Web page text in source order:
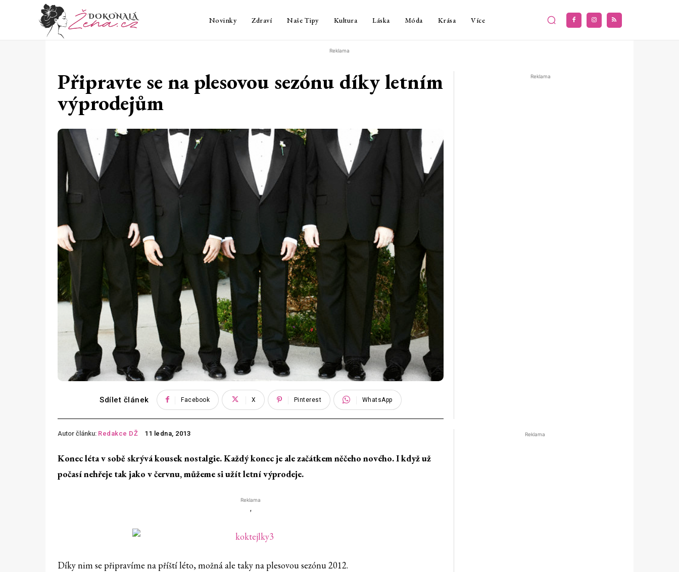
Novinky Zdraví Naše Tipy Kultura Láska Móda Krása Více
Reklama
Připravte se na plesovou sezónu díky letním
výprodejům
Sdílet článek Facebook X Pinterest WhatsApp
Reklama
Autor článku: Redakce DŽ 11 ledna, 2013
Konec léta v sobě skrývá kousek nostalgie. Každý konec je ale začátkem něčeho nového. I když už
počasí nehřeje tak jako v červnu, můžeme si užít letní výprodeje.
Reklama
'
Díky nim se připravíme na příští léto, možná ale taky na plesovou sezónu 2012.
Reklama